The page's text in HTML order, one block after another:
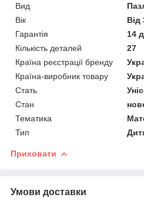
Вид
Вік
Від
Гарантія
14
Кількість деталей
27
Країна реєстрації бренду
Країна-виробник товару
Стать
Стан
Тематика
Тип
Приховати
Умови доставки